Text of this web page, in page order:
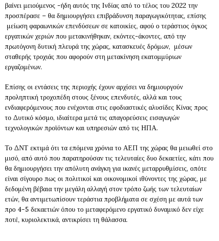
βαίνει μειούμενος -ήδη αυτός της Ινδίας από το τέλος του 2022 την
προσπέρασε – θα δημιουργήσει επιβράδυνση παραγωγικότητας, επίσης
μείωση φαραωνικών επενδύσεων σε κατοικίες, αφού ο τεράστιος όγκος
εργατικών χεριών που μετακινήθηκαν, εκόντες-άκοντες, από την
πρωτόγονη δυτική πλευρά της χώρας, κατασκευές δρόμων, μέσων
σταθερής τροχιάς που αφορούν στη μετακίνηση εκατομμύριων
εργαζομένων.
Επίσης οι εντάσεις της περιοχής έχουν αρχίσει να δημιουργούν
προληπτική τροχοπέδη στους ξένους επενδυτές, αλλά και τους
ενδιαφερόμενους που ενέχονται στις εφοδιαστικές αλυσίδες Κίνας προς
το Δυτικό κόσμο, ιδιαίτερα μετά τις απαγορεύσεις εισαγωγών
τεχνολογικών προϊόντων και υπηρεσιών από τις ΗΠΑ.
Το ΔΝΤ εκτιμά ότι τα επόμενα χρόνια το ΑΕΠ της χώρας θα μειωθεί στο
μισό, από αυτό που παρατηρούσαν τις τελευταίες δυο δεκαετίες, κάτι που
θα δημιουργήσει την απόλυτη ανάγκη για ικανές μεταρρυθμίσεις, οπότε
είναι σίγουρο πως οι πολιτικοί και οικονομικοί ιθύνοντες της χώρας, με
δεδομένη βέβαια την μεγάλη αλλαγή στον τρόπο ζωής των τελευταίων
ετών, θα αντιμετωπίσουν τεράστια προβλήματα σε σχέση με αυτά των
προ 4-5 δεκαετιών όπου το μεταφερόμενο εργατικό δυναμικό δεν είχε
ποτέ, κυριολεκτικά, αντικρίσει τη θάλασσα.